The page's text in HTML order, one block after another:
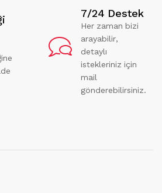
7/24 Destek
Her zaman bizi
arayabilir,
detaylı
istekleriniz için
mail
gönderebilirsiniz.